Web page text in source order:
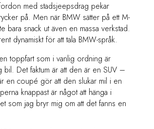
med stadsjeepsdrag pekar
på. Men när BMW sätter på ett M-
snack ut även en massa verkstad.
dynamiskt för att tala BMW-språk.
toppfart som i vanlig ordning är
Det faktum är att den är en SUV –
en coupé gör att den slukar mil i en
knappast är något att hänga i
som jag bryr mig om att det fanns en